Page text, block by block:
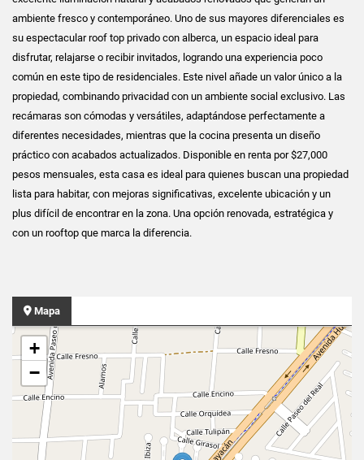
ambiente fresco y contemporáneo. Uno de sus mayores diferenciales es
su espectacular roof top privado con alberca, un espacio ideal para
disfrutar, relajarse o recibir invitados, logrando una experiencia poco
común en este tipo de residenciales. Este nivel añade un valor único a la
propiedad, combinando privacidad con un ambiente social exclusivo. Las
recámaras son cómodas y versátiles, adaptándose perfectamente a
diferentes necesidades, mientras que la cocina presenta un diseño
práctico con acabados actualizados. Disponible en renta por $27,000
pesos mensuales, esta casa es ideal para quienes buscan una propiedad
lista para habitar, con mejoras significativas, excelente ubicación y un
plus difícil de encontrar en la zona. Una opción renovada, estratégica y
con un rooftop que marca la diferencia.
Mapa
+
−